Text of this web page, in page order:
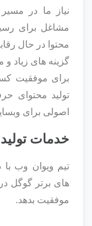
نیاز ما در
مشاغل برای
محتوا در حال
گزینه های زیاد
برای موفقیت
تولید محتوای
اصولی برای
خدمات
تیم ویوان وب
های برتر گوگل
موفقیت بدهد.